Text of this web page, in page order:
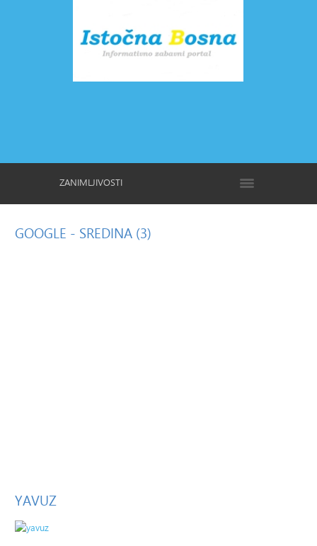
ZANIMLJIVOSTI
GOOGLE - SREDINA (3)
YAVUZ